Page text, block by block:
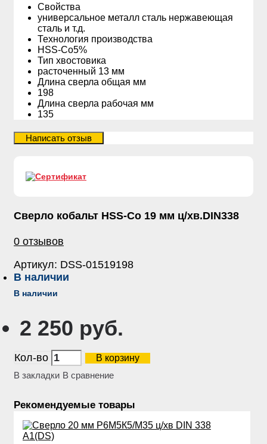
Свойства
универсальное металл сталь нержавеющая
сталь и т.д.
Технология производства
HSS-Co5%
Тип хвостовика
расточенный 13 мм
Длина сверла общая мм
198
Длина сверла рабочая мм
135
Сверло кобальт HSS-Со 19 мм ц/хв.DIN338
0 отзывов
Артикул: DSS-01519198
В наличии
В наличии
2 250 руб.
Кол-во
В корзину
В закладки В сравнение
Рекомендуемые товары